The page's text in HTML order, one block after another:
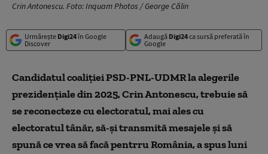
Crin Antonescu. Foto: Inquam Photos / George Călin
Urmărește Digi24în Google
Discover
Adaugă Digi24ca sursă preferată în
Google
Candidatul coaliţieiPSD-PNL-UDMR la alegerile
prezidențiale din 2025,Crin Antonescu, trebuie să
se reconecteze cu electoratul, mai ales cu
electoratul tânăr, să-şi transmită mesajele şi să
spună ce vrea să facă pentrru România,a spus luni